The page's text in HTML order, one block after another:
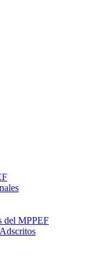
del MPPEF